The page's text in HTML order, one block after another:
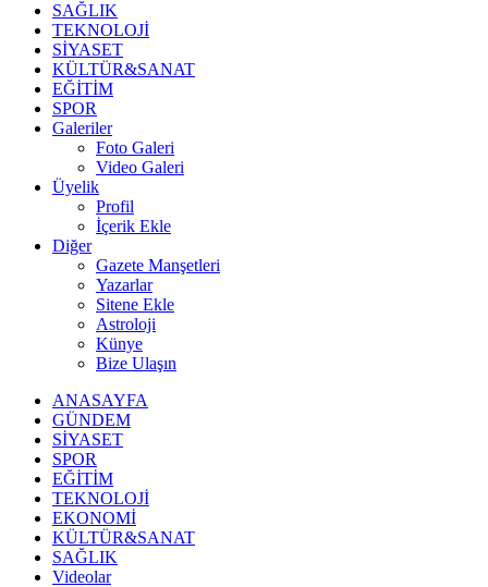
SAĞLIK
TEKNOLOJİ
SİYASET
KÜLTÜR&SANAT
EĞİTİM
SPOR
Galeriler
Foto Galeri
Video Galeri
Üyelik
Profil
İçerik Ekle
Diğer
Gazete Manşetleri
Yazarlar
Sitene Ekle
Astroloji
Künye
Bize Ulaşın
ANASAYFA
GÜNDEM
SİYASET
SPOR
EĞİTİM
TEKNOLOJİ
EKONOMİ
KÜLTÜR&SANAT
SAĞLIK
Videolar